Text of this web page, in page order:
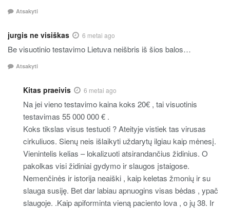
Atsakyti
jurgis ne visiškas 6 metai ago
Be visuotinio testavimo Lietuva neišbris iš šios balos…
Atsakyti
Kitas praeivis 6 metai ago
Na jei vieno testavimo kaina koks 20€ , tai visuotinis
testavimas 55 000 000 € .
Koks tikslas visus testuoti ? Ateityje vistiek tas virusas
cirkuliuos. Sienų neis išlaikyti uždarytų ilgiau kaip mėnesį.
Vienintelis kelias – lokalizuoti atsirandančius židinius. O
pakolkas visi židiniai gydymo ir slaugos įstaigose.
Nemenčinės ir istorija neaiški , kaip keletas žmonių ir su
slauga susiję. Bet dar labiau apnuogins visas bėdas , ypač
slaugoje. .Kaip apiforminta vieną paciento lova , o jų 38. Ir